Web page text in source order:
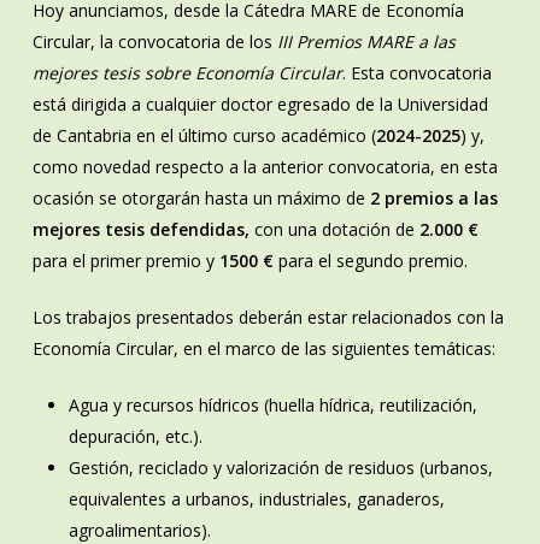
Hoy anunciamos, desde la Cátedra MARE de Economía
Circular, la convocatoria de los III Premios MARE a las
mejores tesis sobre Economía Circular. Esta convocatoria
está dirigida a cualquier doctor egresado de la Universidad
de Cantabria en el último curso académico (2024-2025) y,
como novedad respecto a la anterior convocatoria, en esta
ocasión se otorgarán hasta un máximo de 2 premios a las
mejores tesis defendidas, con una dotación de 2.000 €
para el primer premio y 1500 €para el segundo premio.
Los trabajos presentados deberán estar relacionados con la
Economía Circular, en el marco de las siguientes temáticas:
Agua y recursos hídricos (huella hídrica, reutilización,
depuración, etc.).
Gestión, reciclado y valorización de residuos (urbanos,
equivalentes a urbanos, industriales, ganaderos,
agroalimentarios).